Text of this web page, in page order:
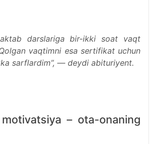
darslariga bir-ikki soat vaqt
vaqtimni esa sertifikat uchun
sarflardim”, — deydi abituriyent.
– ota-onaning